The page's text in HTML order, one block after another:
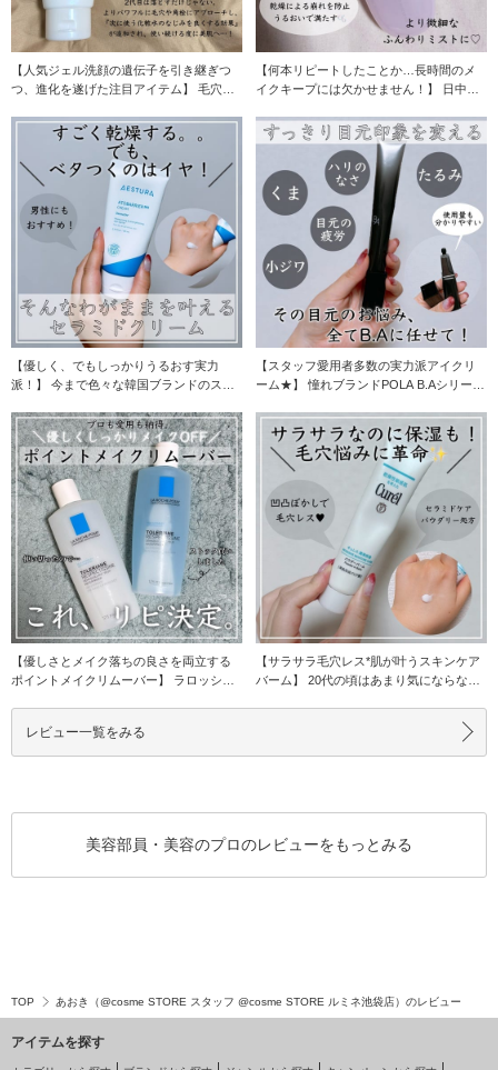
【人気ジェル洗顔の遺伝子を引き継ぎつ
つ、進化を遂げた注目アイテム】 毛穴の
【何本リピートしたことか…長時間のメ
イクキープには欠かせません！】 日中の
【優しく、でもしっかりうるおす実力
派！】 今まで色々な韓国ブランドのスキ
【スタッフ愛用者多数の実力派アイクリ
ーム★】 憧れブランドPOLA B.Aシリーズ
【優しさとメイク落ちの良さを両立する
ポイントメイクリムーバー】 ラロッシュ
【サラサラ毛穴レス*肌が叶うスキンケア
バーム】 20代の頃はあまり気にならなか
レビュー一覧をみる
美容部員・美容のプロのレビューをもっとみる
TOP あおき（@cosme STORE スタッフ @cosme STORE ルミネ池袋店）のレビュー
アイテムを探す